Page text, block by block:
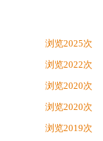
浏览2025次
浏览2022次
浏览2020次
浏览2020次
浏览2019次